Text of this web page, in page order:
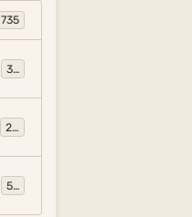
735
317
281
54